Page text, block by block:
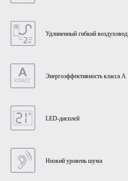
Удлиненный гибкий воздуховод
Энергоэффективность класса А
LED-дисплей
Низкий уровень шума